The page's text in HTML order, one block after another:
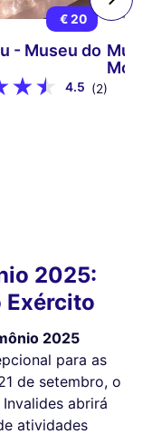
€ 20
- Museu do
4.5 (2)
2025:
Exército
2025
para as
de setembro, o
abrirá
atividades